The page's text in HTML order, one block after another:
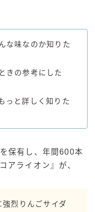
）
な味なのか知りた
きの参考にした
っと詳しく知りた
保有し、年間600本
アライオン』が、
強烈りんごサイダ